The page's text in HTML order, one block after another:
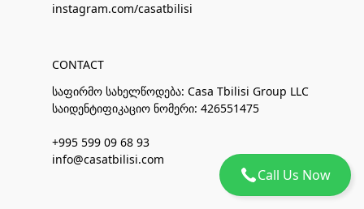
Call Us Now
instagram.com/casatbilisi
CONTACT
საფირმო სახელწოდება: Casa Tbilisi Group LLC
საიდენტიფიკაციო ნომერი: 426551475
+995 599 09 68 93
info@casatbilisi.com